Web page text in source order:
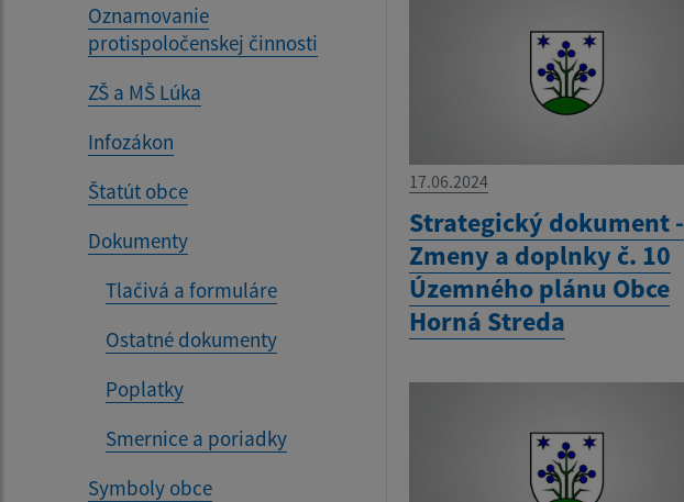
Oznamovanie
protispoločenskej činnosti
ZŠ a MŠ Lúka
Infozákon
Štatút obce
Dokumenty
Tlačivá a formuláre
Ostatné dokumenty
Poplatky
Smernice a poriadky
Symboly obce
17.06.2024
Strategický dokument -
Zmeny a doplnky č. 10
Územného plánu Obce
Horná Streda